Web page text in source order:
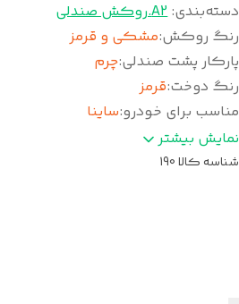
دسته‌بندی:A2.روکش صندلی
رنگ روکش:مشکی و قرمز
پارکار پشت صندلی:چرم
رنگ دوخت:قرمز
مناسب برای خودرو:ساینا
جنس: جودون
نمایش بیشتر
شناسه کالا190